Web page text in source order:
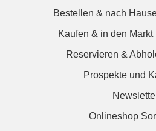
Bestellen & nach
Kaufen & in den
Reservieren &
Prospekte und
Onlineshop